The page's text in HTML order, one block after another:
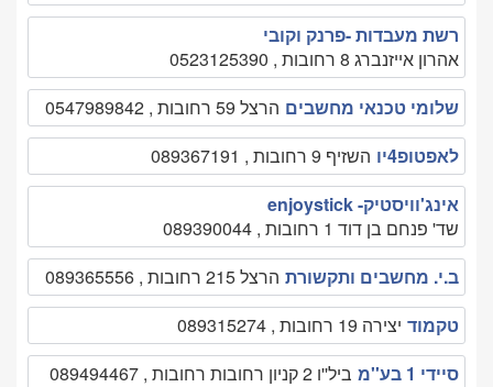
רשת מעבדות -פרנק וקובי
אהרון אייזנברג 8 רחובות , 0523125390
שלומי טכנאי מחשבים הרצל 59 רחובות , 0547989842
לאפטופ4יו
השזיף 9 רחובות , 089367191
אינג'וויסטיק- enjoystick
שד' פנחם בן דוד 1 רחובות , 089390044
ב.י. מחשבים ותקשורת הרצל 215 רחובות , 089365556
טקמוד יצירה 19 רחובות , 089315274
סיידי 1 בע''מ
ביל''ו 2 קניון רחובות רחובות , 089494467